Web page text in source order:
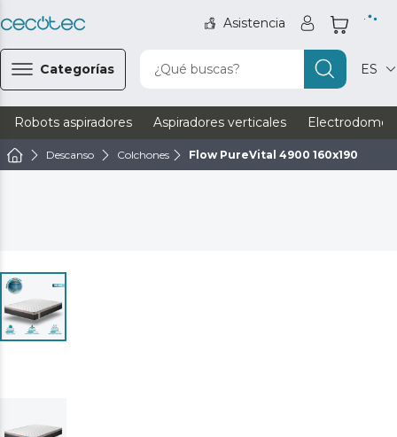
Asistencia
Categorías ¿Qué buscas? ES
Robots aspiradores Aspiradores verticales
Descanso Colchones Flow PureVital 4900 160x190